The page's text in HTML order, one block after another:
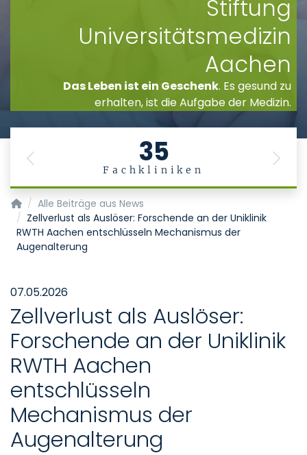
Stiftung
Universitätsmedizin
Aachen
Das Leben ist ein Geschenk. Es gesund zu
erhalten, ist die Aufgabe der Medizin.
35
Fachkliniken
Previous Next
Startseite
Alle Beiträge aus News
Zellverlust als Auslöser: Forschende an der Uniklinik
RWTH Aachen entschlüsseln Mechanismus der
Augenalterung
07.05.2026
Zellverlust als Auslöser:
Forschende an der Uniklinik
RWTH Aachen
entschlüsseln
Mechanismus der
Augenalterung